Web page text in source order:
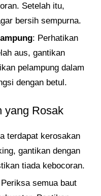
Setelah itu,
bersih sempurna.
: Perhatikan
aus, gantikan
pelampung dalam
dengan betul.
yang Rosak
terdapat kerosakan
gantikan dengan
tiada kebocoran.
semua baut